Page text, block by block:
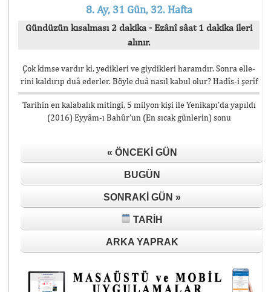
8. Ay, 31 Gün, 32. Hafta
Gündüzün kısalması 2 dakika - Ezânî sâat 1 dakika ileri
alınır.
Çok kimse vardır ki, yedikleri ve giydikleri haramdır. Sonra elle-
rini kaldırıp duâ ederler. Böyle duâ nasıl kabul olur? Hadîs-i şerîf
Tarihin en kalabalık mitingi, 5 milyon kişi ile Yenikapı’da yapıldı
(2016) Eyyâm-ı Bahûr’un (En sıcak günlerin) sonu
« ÖNCEKI GÜN
BUGÜN
SONRAKI GÜN »
TARIH
ARKA YAPRAK